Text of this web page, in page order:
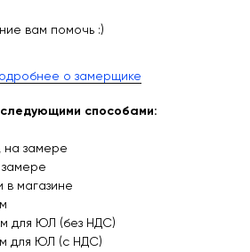
вам помочь :)
о замерщике
способами:
на замере
в магазине
для ЮЛ (без НДС)
для ЮЛ (с НДС)